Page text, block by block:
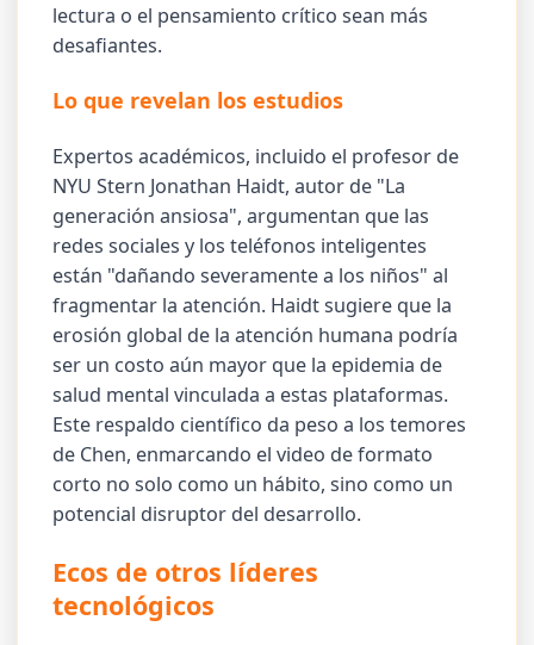
lectura o el pensamiento crítico sean más
desafiantes.
Lo que revelan los estudios
Expertos académicos, incluido el profesor de
NYU Stern Jonathan Haidt, autor de "La
generación ansiosa", argumentan que las
redes sociales y los teléfonos inteligentes
están "dañando severamente a los niños" al
fragmentar la atención. Haidt sugiere que la
erosión global de la atención humana podría
ser un costo aún mayor que la epidemia de
salud mental vinculada a estas plataformas.
Este respaldo científico da peso a los temores
de Chen, enmarcando el video de formato
corto no solo como un hábito, sino como un
potencial disruptor del desarrollo.
Ecos de otros líderes
tecnológicos